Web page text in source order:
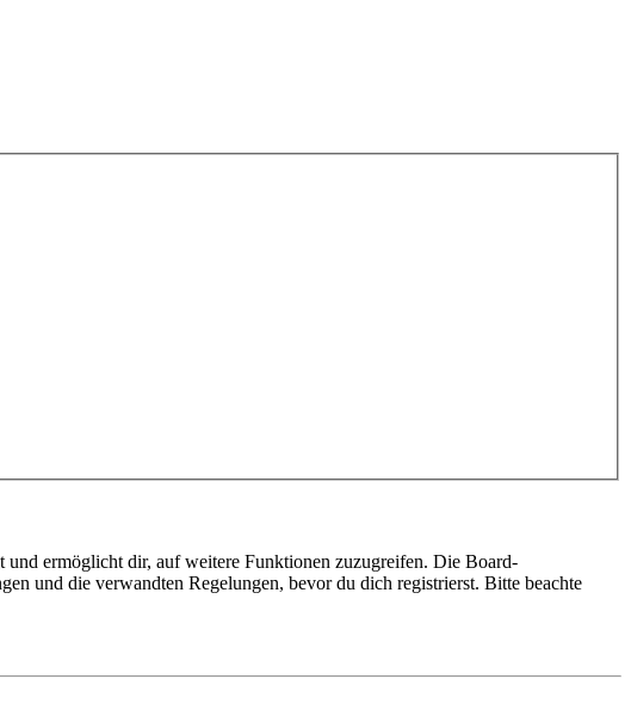
ermöglicht dir, auf weitere Funktionen zuzugreifen. Die Board-
und die verwandten Regelungen, bevor du dich registrierst. Bitte beachte